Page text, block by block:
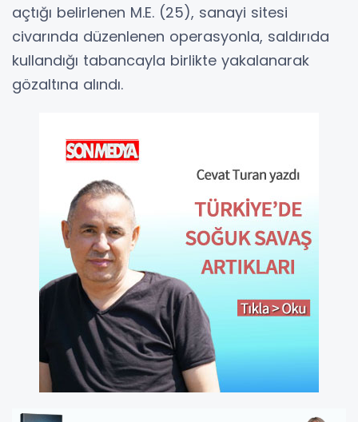
açtığı belirlenen M.E. (25), sanayi sitesi
civarında düzenlenen operasyonla, saldırıda
kullandığı tabancayla birlikte yakalanarak
gözaltına alındı.